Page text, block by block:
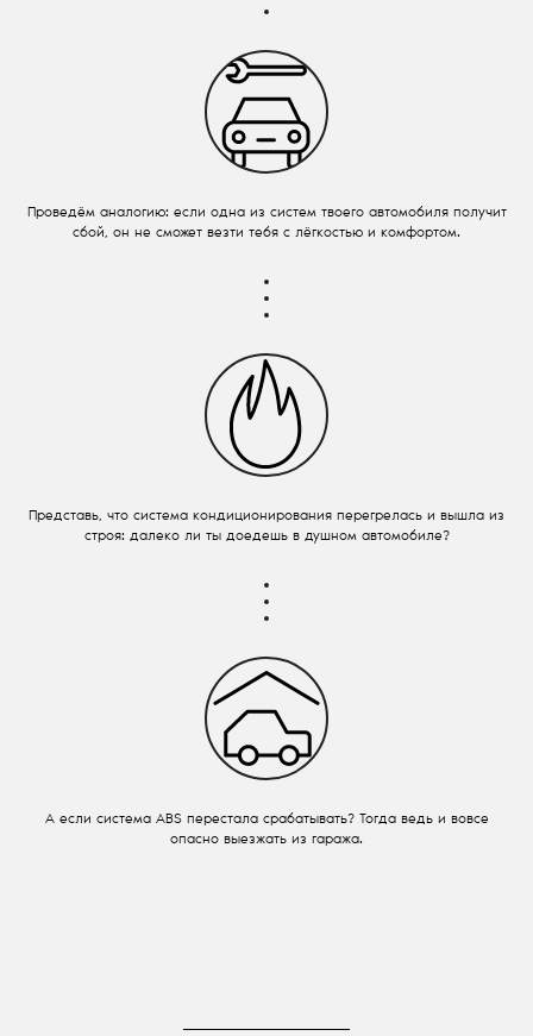
Проведём аналогию: если одна из систем твоего автомобиля получит
сбой, он не сможет везти тебя с лёгкостью и комфортом.
Представь, что система кондиционирования перегрелась и вышла из
строя: далеко ли ты доедешь в душном автомобиле?
А если система ABS перестала срабатывать? Тогда ведь и вовсе
опасно выезжать из гаража.